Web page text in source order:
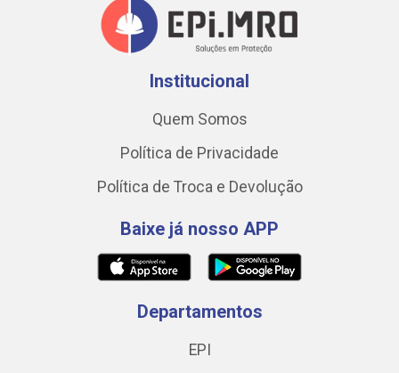
Institucional
Quem Somos
Política de Privacidade
Política de Troca e Devolução
Baixe já nosso APP
Departamentos
EPI